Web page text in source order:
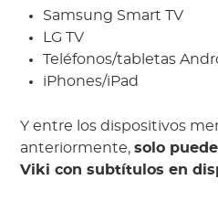
Samsung Smart TV
LG TV
Teléfonos/tabletas
iPhones/iPad
Y entre los dispositivos
anteriormente,solo
Viki con subtítulos en